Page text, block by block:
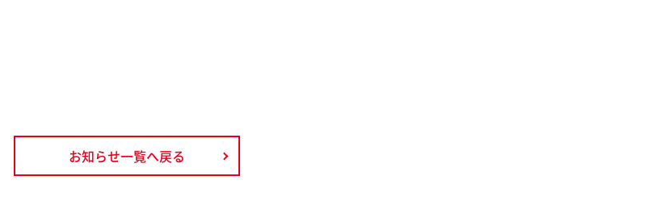
お知らせ一覧へ戻る